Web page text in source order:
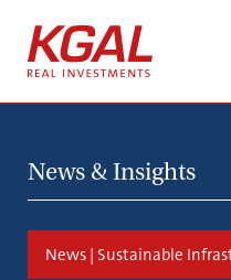
News & Insights
News | Sustainable